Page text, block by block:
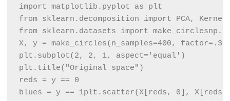
import matplotlib.pyplot as plt
from sklearn.decomposition import PCA,
from sklearn.datasets import make_circles
X, y = make_circles(n_samples=400,
plt.subplot(2, 2, 1, aspect='equal')
plt.title("Original space")
reds = y == 0
blues = y == 1plt.scatter(X[reds, 0], X[reds,